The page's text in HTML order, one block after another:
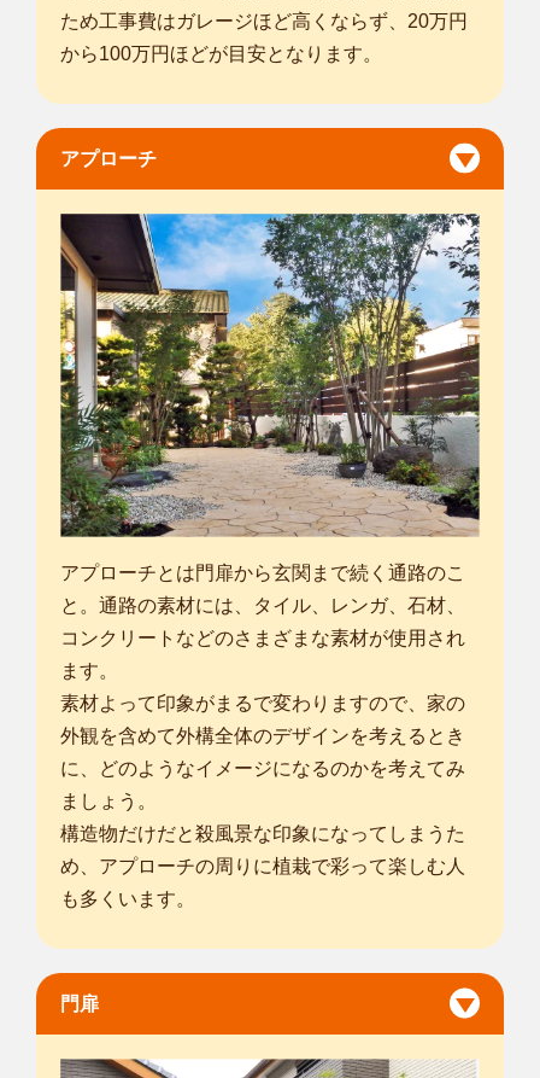
ため工事費はガレージほど高くならず、20万円
から100万円ほどが目安となります。
アプローチ
アプローチとは門扉から玄関まで続く通路のこ
と。通路の素材には、タイル、レンガ、石材、
コンクリートなどのさまざまな素材が使用され
ます。
素材よって印象がまるで変わりますので、家の
外観を含めて外構全体のデザインを考えるとき
に、どのようなイメージになるのかを考えてみ
ましょう。
構造物だけだと殺風景な印象になってしまうた
め、アプローチの周りに植栽で彩って楽しむ人
も多くいます。
門扉